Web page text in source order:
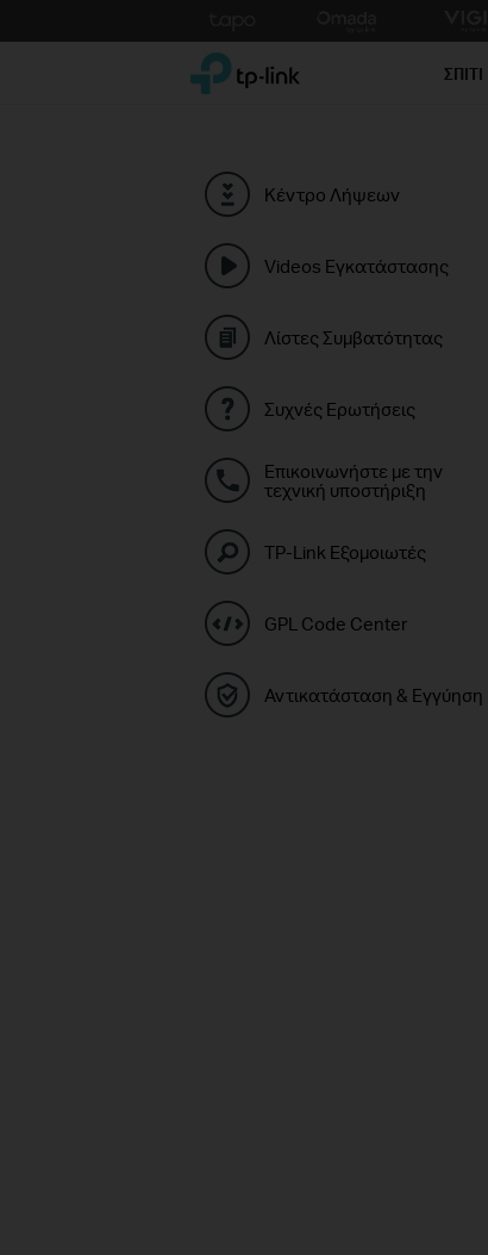
to
TP-Link, Reliably Smart ΣΠΙΤΙ
Κέντρο Λήψεων
Videos Εγκατάστασης
Λίστες Συμβατότητας
Συχνές Ερωτήσεις
Επικοινωνήστε με την
τεχνική υποστήριξη
TP-Link Εξομοιωτές
GPL Code Center
Αντικατάσταση & Εγγύηση